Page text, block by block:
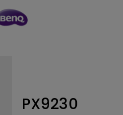
PX9230